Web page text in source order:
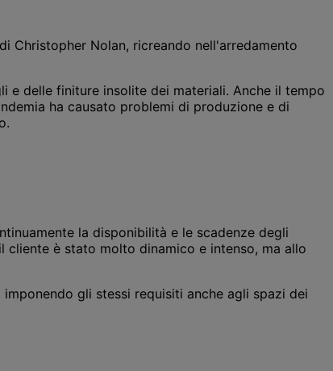
Christopher Nolan, ricreando nell'arredamento
delle finiture insolite dei materiali. Anche il tempo
ha causato problemi di produzione e di
la disponibilità e le scadenze degli
è stato molto dinamico e intenso, ma allo
gli stessi requisiti anche agli spazi dei